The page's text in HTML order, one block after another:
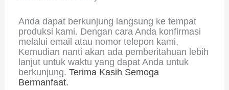
Anda dapat berkunjung langsung ke tempat
produksi kami. Dengan cara Anda konfirmasi
melalui email atau nomor telepon kami,
Kemudian nanti akan ada pemberitahuan lebih
lanjut untuk waktu yang dapat Anda untuk
berkunjung.Terima Kasih Semoga
Bermanfaat.